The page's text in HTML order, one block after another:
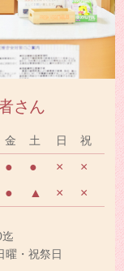
さん
金 土 日 祝
● ● × ×
● ▲ × ×
・祝祭日